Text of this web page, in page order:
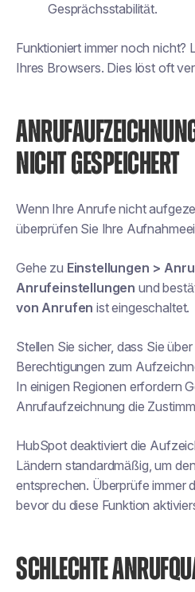
Gesprächsstabilität.
Funktioniert immer noch nicht?
Ihres Browsers. Dies löst oft
NICHT GESPEICHERT
Wenn Ihre Anrufe nicht
überprüfen Sie Ihre
Gehe zu Einstellungen >
Anrufeinstellungen und
von Anrufen ist eingeschaltet.
Stellen Sie sicher, dass Sie
Berechtigungen zum
In einigen Regionen erfordern
Anrufaufzeichnung die
HubSpot deaktiviert die
Ländern standardmäßig, um
entsprechen. Überprüfe immer
bevor du diese Funktion
SCHLECHTE